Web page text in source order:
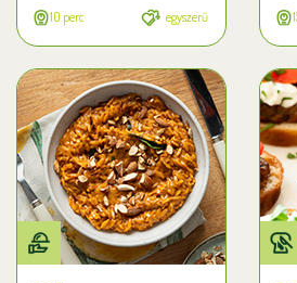
10 perc egyszerű